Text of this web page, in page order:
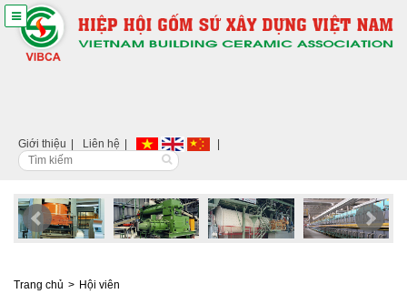
Giới thiệu Liên hệ
Trang chủ Hội viên